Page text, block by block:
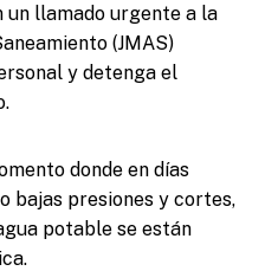
un llamado urgente a la
(JMAS)
y detenga el
donde en días
bajas presiones y cortes,
potable se están